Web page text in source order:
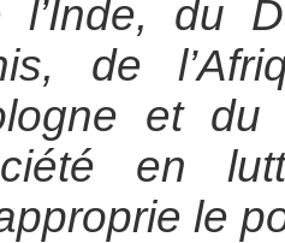
l’Inde, du
de
et du
en
le